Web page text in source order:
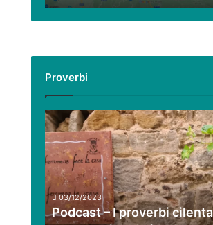
mappa
virtuale
video
Proverbi
Podcast
–
I
proverbi
cilentani
raccontati
da
Guido
03/12/2023
Podcast – I proverbi